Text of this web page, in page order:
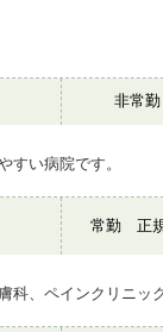
非常
すい病院です。
常勤 正
科、ペインクリニッ